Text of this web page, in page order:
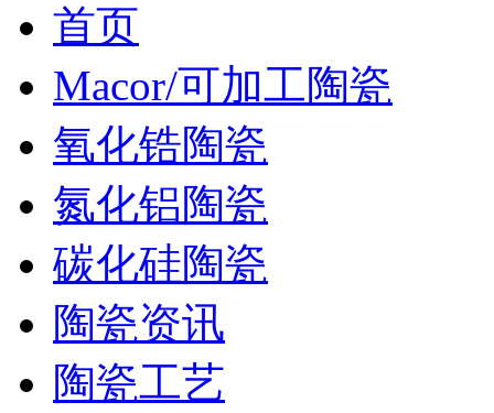
首页
Macor/可加工陶瓷
氧化锆陶瓷
氮化铝陶瓷
碳化硅陶瓷
陶瓷资讯
陶瓷工艺